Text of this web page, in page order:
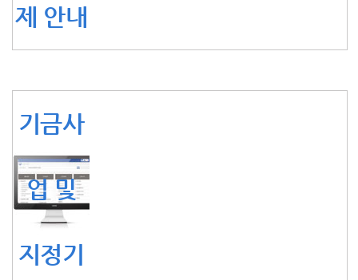
제 안내
기금사
업 및
지정기